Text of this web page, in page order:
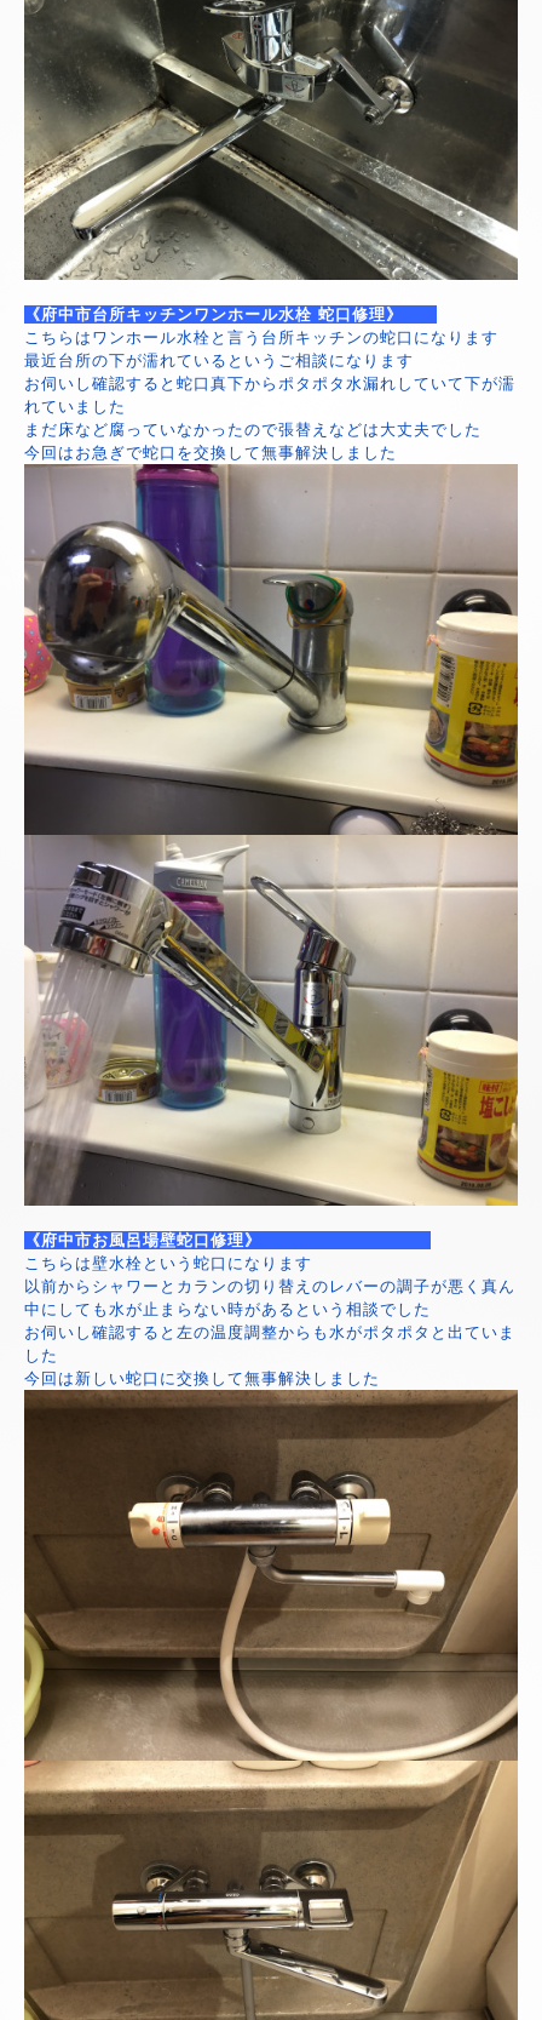
《府中市台所キッチンワンホール水栓 蛇口修理》
こちらはワンホール水栓と言う台所キッチンの蛇口になります
最近台所の下が濡れているというご相談になります
お伺いし確認すると蛇口真下からポタポタ水漏れしていて下が濡
れていました
まだ床など腐っていなかったので張替えなどは大丈夫でした
今回はお急ぎで蛇口を交換して無事解決しました
《府中市お風呂場壁蛇口修理》
こちらは壁水栓という蛇口になります
以前からシャワーとカランの切り替えのレバーの調子が悪く真ん
中にしても水が止まらない時があるという相談でした
お伺いし確認すると左の温度調整からも水がポタポタと出ていま
した
今回は新しい蛇口に交換して無事解決しました